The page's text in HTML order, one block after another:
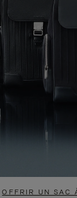
OFFRIR UN SAC